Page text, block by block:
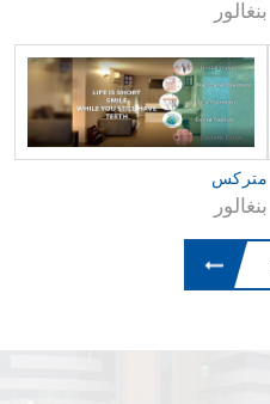
بنغالور
متركس
بنغالور